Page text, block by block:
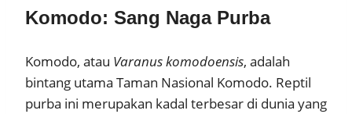
Komodo: Sang Naga Purba
Komodo, atau Varanus komodoensis, adalah
bintang utama Taman Nasional Komodo. Reptil
purba ini merupakan kadal terbesar di dunia yang